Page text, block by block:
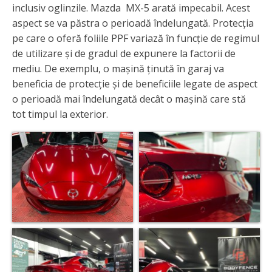
inclusiv oglinzile. Mazda MX-5 arată impecabil. Acest
aspect se va păstra o perioadă îndelungată. Protecția
pe care o oferă foliile PPF variază în funcție de regimul
de utilizare și de gradul de expunere la factorii de
mediu. De exemplu, o mașină ținută în garaj va
beneficia de protecție și de beneficiile legate de aspect
o perioadă mai îndelungată decât o mașină care stă
tot timpul la exterior.